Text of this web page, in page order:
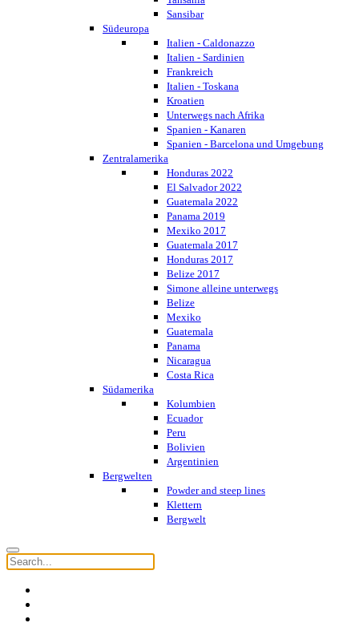
Sansibar
Südeuropa
Italien - Caldonazzo
Italien - Sardinien
Frankreich
Italien - Toskana
Kroatien
Unterwegs nach Afrika
Spanien - Kanaren
Spanien - Barcelona und Umgebung
Zentralamerika
Honduras 2022
El Salvador 2022
Guatemala 2022
Panama 2019
Mexiko 2017
Guatemala 2017
Honduras 2017
Belize 2017
Simone alleine unterwegs
Belize
Mexiko
Guatemala
Panama
Nicaragua
Costa Rica
Südamerika
Kolumbien
Ecuador
Peru
Bolivien
Argentinien
Bergwelten
Powder and steep lines
Klettern
Bergwelt